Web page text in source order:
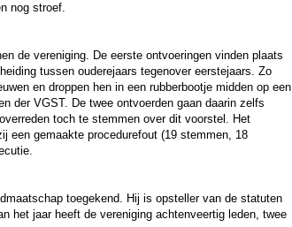
nog stroef.
de vereniging. De eerste ontvoeringen vinden plaats
tussen ouderejaars tegenover eerstejaars. Zo
en droppen hen in een rubberbootje midden op een
der VGST. De twee ontvoerden gaan daarin zelfs
toch te stemmen over dit voorstel. Het
een gemaakte procedurefout (19 stemmen, 18
toegekend. Hij is opsteller van de statuten
het jaar heeft de vereniging achtenveertig leden, twee